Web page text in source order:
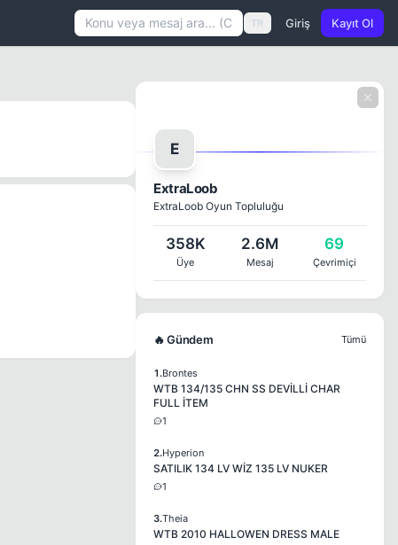
TR Giriş Kayıt Ol
E
ExtraLoob
ExtraLoob Oyun Topluluğu
358K
Üye
2.6M
Mesaj
69
Çevrimiçi
🔥 Gündem Tümü
1.Brontes
WTB 134/135 CHN SS DEVİLLİ CHAR
FULL İTEM
1
2.Hyperion
SATILIK 134 LV WİZ 135 LV NUKER
1
3.Theia
WTB 2010 HALLOWEN DRESS MALE